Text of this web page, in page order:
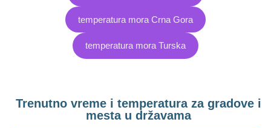
temperatura mora Crna Gora
temperatura mora Turska
Trenutno vreme i temperatura za gradove i
mesta u državama